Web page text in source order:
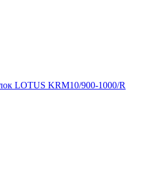
LOTUS KRM10/900-1000/R